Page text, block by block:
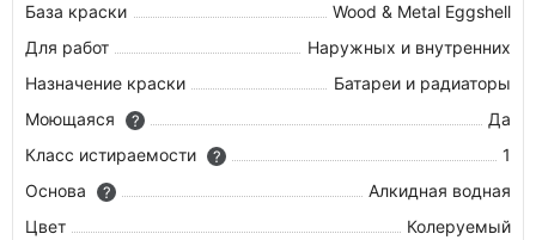
База краски
Wood & Metal Eggshell
Для работ
Наружных и внутренних
Назначение краски
Батареи и радиаторы
Моющаяся
?
Да
Класс истираемости
?
1
Основа
?
Алкидная водная
Цвет
Колеруемый